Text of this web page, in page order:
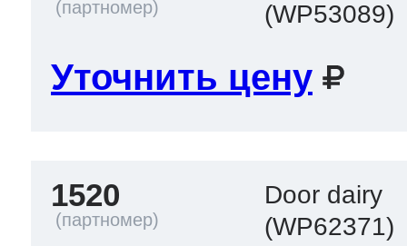
(WP53089)
Уточнить цену
1520
Door dairy
(WP62371)